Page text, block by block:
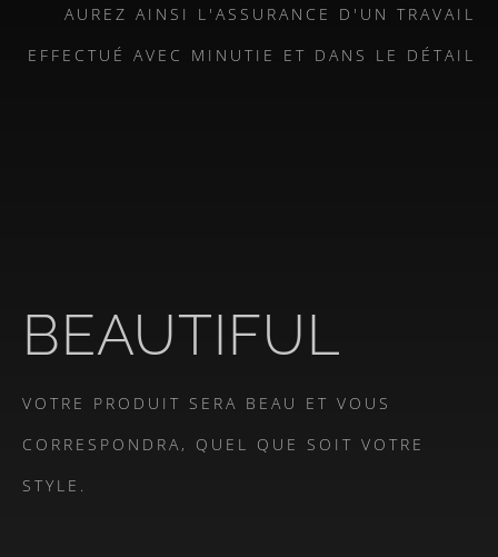
AUREZ AINSI L'ASSURANCE D'UN TRAVAIL
EFFECTUÉ AVEC MINUTIE ET DANS LE DÉTAIL
BEAUTIFUL
VOTRE PRODUIT SERA BEAU ET VOUS
CORRESPONDRA, QUEL QUE SOIT VOTRE
STYLE.